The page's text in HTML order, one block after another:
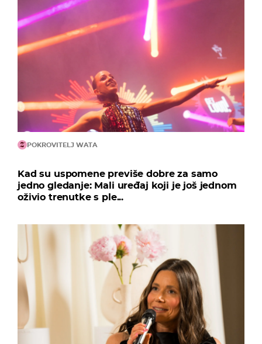
POKROVITELJ WATA
Kad su uspomene previše dobre za samo
jedno gledanje: Mali uređaj koji je još jednom
oživio trenutke s ple...